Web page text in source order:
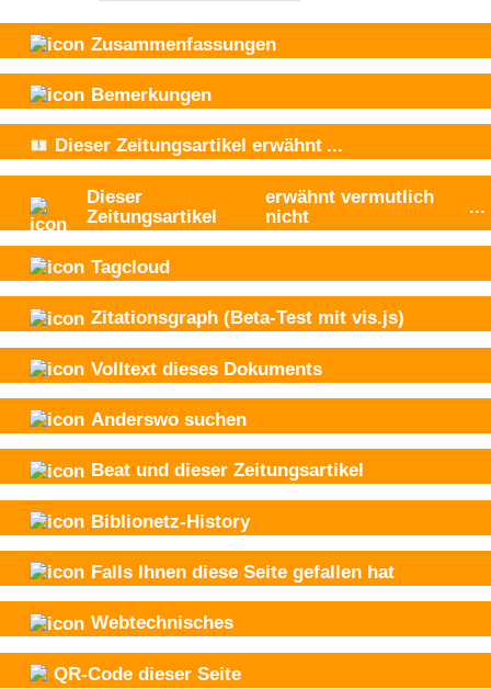
Zusammenfassungen
Bemerkungen
Dieser Zeitungsartikel erwähnt ...
Dieser
Zeitungsartikel
erwähnt vermutlich
nicht
...
Tagcloud
Zitationsgraph (Beta-Test mit vis.js)
Volltext dieses Dokuments
Anderswo suchen
Beat und dieser Zeitungsartikel
Biblionetz-History
Falls Ihnen diese Seite gefallen hat
Webtechnisches
QR-Code dieser Seite